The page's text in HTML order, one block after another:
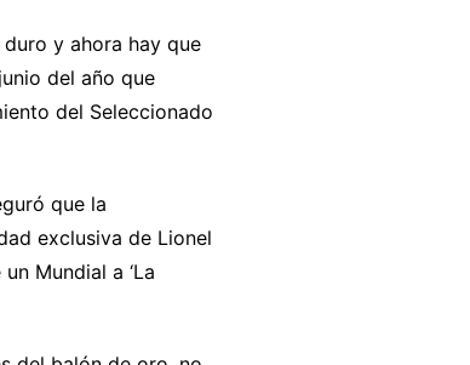
y ahora hay que
del año que
del Seleccionado
que la
exclusiva de Lionel
Mundial a ‘La